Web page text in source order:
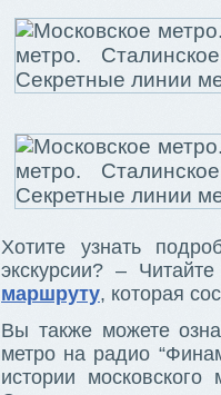
Хотите узнать
экскурсии? –
маршруту, которая
Вы также можете
метро на радио
истории